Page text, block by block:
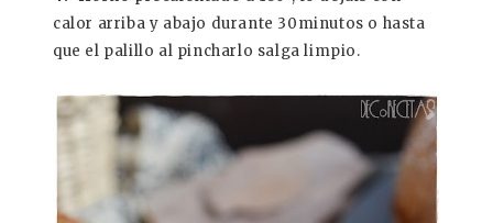
calor arriba y abajo durante 30minutos o hasta
que el palillo al pincharlo salga limpio.